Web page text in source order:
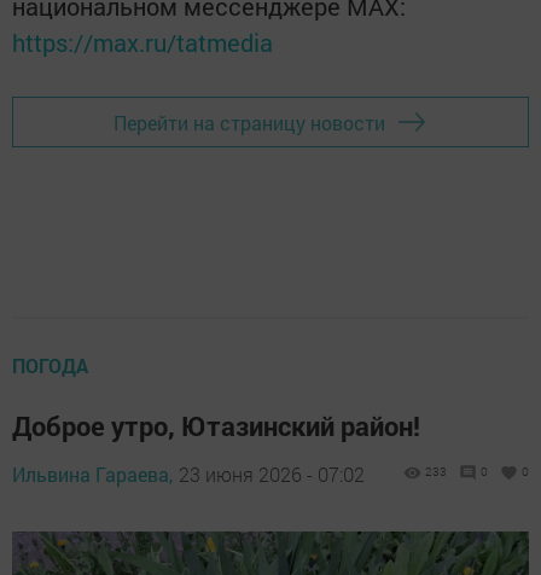
https://max.ru/tatmedia
Перейти на страницу новости
ПОГОДА
Доброе утро, Ютазинский район!
Ильвина Гараева, 23 июня 2026 - 07:02 233 0 0